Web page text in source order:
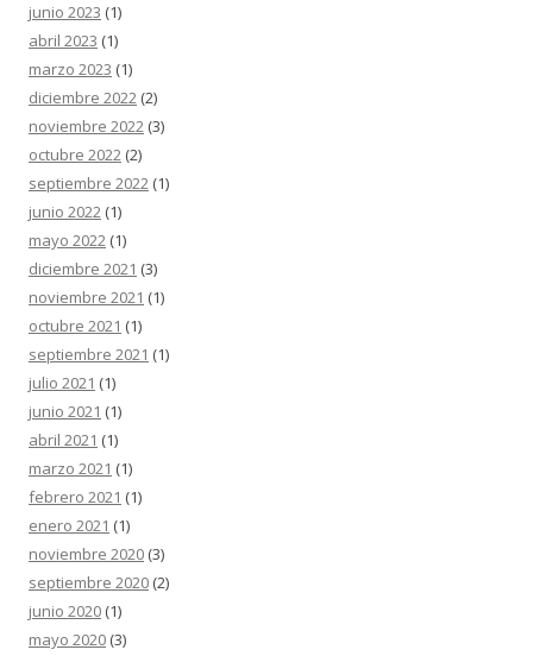
junio 2023 (1)
abril 2023 (1)
marzo 2023 (1)
diciembre 2022 (2)
noviembre 2022 (3)
octubre 2022 (2)
septiembre 2022 (1)
junio 2022 (1)
mayo 2022 (1)
diciembre 2021 (3)
noviembre 2021 (1)
octubre 2021 (1)
septiembre 2021 (1)
julio 2021 (1)
junio 2021 (1)
abril 2021 (1)
marzo 2021 (1)
febrero 2021 (1)
enero 2021 (1)
noviembre 2020 (3)
septiembre 2020 (2)
junio 2020 (1)
mayo 2020 (3)